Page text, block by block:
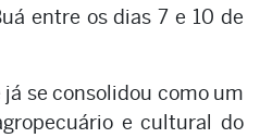
entre os dias 7 e 10 de
já se consolidou como um
e cultural do